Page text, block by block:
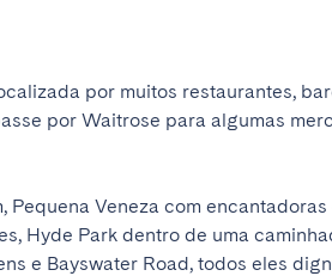
por muitos restaurantes,
por Waitrose para algumas
Pequena Veneza com
Hyde Park dentro de uma
e Bayswater Road, todos eles